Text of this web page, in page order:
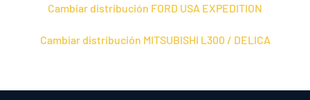
Cambiar distribución FORD USA EXPEDITION
Cambiar distribución MITSUBISHI L300 / DELICA